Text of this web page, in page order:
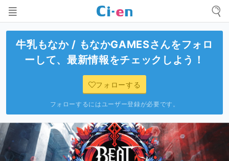
牛乳もなか / もなかGAMESさんをフォロ
ーして、最新情報をチェックしよう！
フォローする
フォローするにはユーザー登録が必要です。